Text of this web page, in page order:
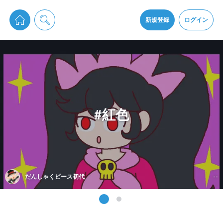
新規登録 ログイン
pixiv Sketchは2024年5月28日付で プライパシーポリシーを改定しました。
通知を受け取るにはここをクリックします
アプリをインストール
#紅色
だんしゃくピース初代 --